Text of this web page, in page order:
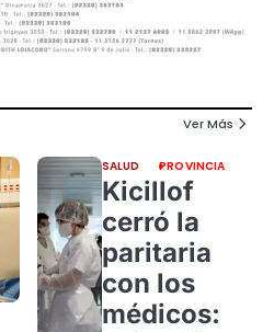
Ver Más
SALUD PROVINCIA
Kicillof
cerró la
paritaria
con los
médicos: